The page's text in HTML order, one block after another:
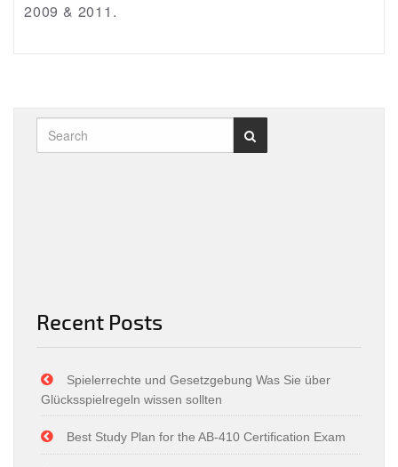
2009 & 2011.
Recent Posts
Spielerrechte und Gesetzgebung Was Sie über
Glücksspielregeln wissen sollten
Best Study Plan for the AB-410 Certification Exam